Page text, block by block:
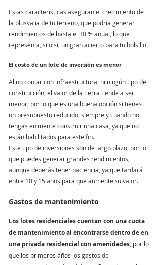
Estas características aseguran el crecimiento de
la plusvalía de tu terreno, que podría generar
rendimientos de hasta el 30 % anual, lo que
representa, sí o sí, un gran acierto para tu bolsillo.
El costo de un lote de inversión es menor
Al no contar con infraestructura, ni ningún tipo de
construcción, el valor de la tierra tiende a ser
menor, por lo que es una buena opción si tienes
un presupuesto reducido, siempre y cuando no
tengas en mente construir una casa, ya que no
están habilitados para este fin.
Este tipo de inversiones son de largo plazo, por lo
que puedes generar grandes rendimientos,
aunque deberás tener paciencia, ya que tardará
entre 10 y 15 años para que aumente su valor.
Gastos de mantenimiento
Los lotes residenciales cuentan con una cuota
de mantenimiento al encontrarse dentro de en
una privada residencial con amenidades, por lo
que los primeros años los gastos de